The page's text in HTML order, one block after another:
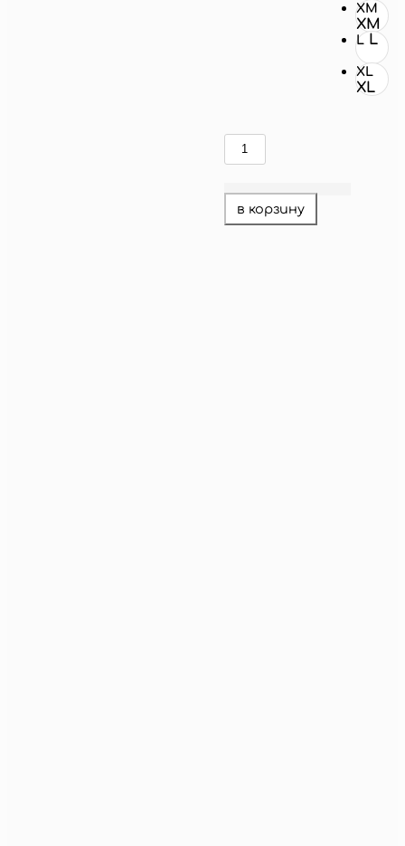
XM
XM
L L
XL
XL
товара
лисички
в корзину
акция